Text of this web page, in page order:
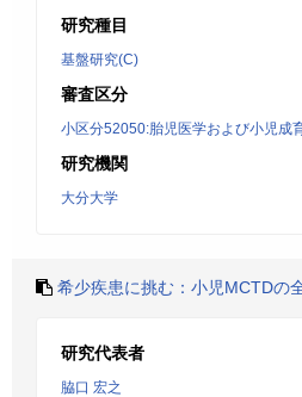
研究種目
基盤研究(C)
審査区分
小区分52050:胎児医学および小児成
研究機関
大分大学
希少疾患に挑む：小児MCTDの
研究代表者
脇口 宏之